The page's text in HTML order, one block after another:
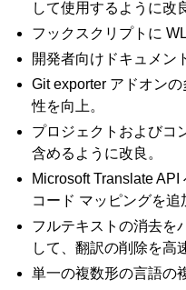
して使用するように改
フックスクリプトに
開発者向けドキュメン
Git exporter アドオン
性を向上。
プロジェクトおよびコ
含めるように改良。
Microsoft Translate
コード マッピングを追
フルテキストの消去を
して、翻訳の削除を高
単一の複数形の言語の